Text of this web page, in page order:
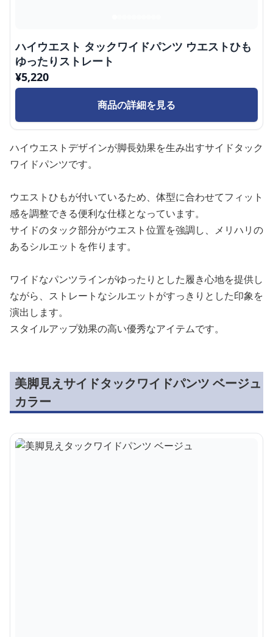
ハイウエスト タックワイドパンツ ウエストひも
ゆったりストレート
¥5,220
商品の詳細を見る
ハイウエストデザインが脚長効果を生み出すサイドタック
ワイドパンツです。
ウエストひもが付いているため、体型に合わせてフィット
感を調整できる便利な仕様となっています。
サイドのタック部分がウエスト位置を強調し、メリハリの
あるシルエットを作ります。
ワイドなパンツラインがゆったりとした履き心地を提供し
ながら、ストレートなシルエットがすっきりとした印象を
演出します。
スタイルアップ効果の高い優秀なアイテムです。
美脚見えサイドタックワイドパンツ ベージュ
カラー